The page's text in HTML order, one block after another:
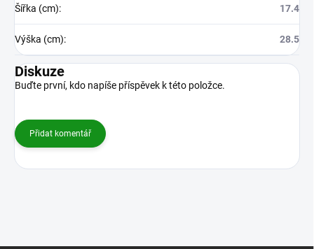
Šířka (cm): 17.4
Výška (cm): 28.5
Diskuze
Buďte první, kdo napíše příspěvek k této položce.
Přidat komentář